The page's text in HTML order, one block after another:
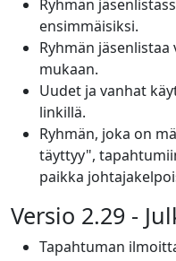
Ryhmän
ensimmäisiksi.
Ryhmän
mukaan.
Uudet ja vanhat
linkillä.
Ryhmän, joka on
täyttyy",
paikka
Versio 2.29 -
Tapahtuman